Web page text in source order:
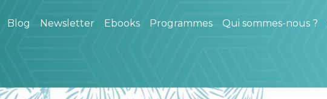
Blog Newsletter Ebooks Programmes Qui sommes-nous ?